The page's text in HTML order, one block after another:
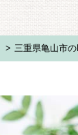
> 三重県亀山市